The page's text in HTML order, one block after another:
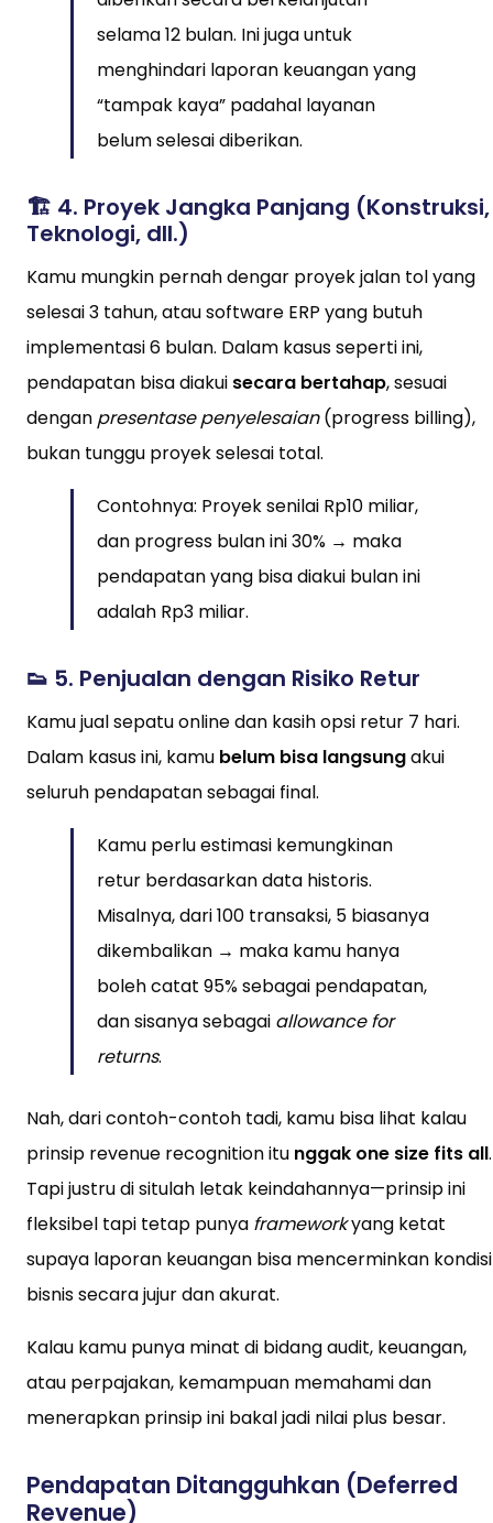
selama 12 bulan. Ini juga untuk
menghindari laporan keuangan yang
“tampak kaya” padahal layanan
belum selesai diberikan.
🏗️ 4. Proyek Jangka Panjang (Konstruksi,
Teknologi, dll.)
Kamu mungkin pernah dengar proyek jalan tol yang
selesai 3 tahun, atau software ERP yang butuh
implementasi 6 bulan. Dalam kasus seperti ini,
pendapatan bisa diakui secara bertahap, sesuai
dengan presentase penyelesaian(progress billing),
bukan tunggu proyek selesai total.
Contohnya: Proyek senilai Rp10 miliar,
dan progress bulan ini 30% → maka
pendapatan yang bisa diakui bulan ini
adalah Rp3 miliar.
👟 5. Penjualan dengan Risiko Retur
Kamu jual sepatu online dan kasih opsi retur 7 hari.
Dalam kasus ini, kamu belum bisa langsungakui
seluruh pendapatan sebagai final.
Kamu perlu estimasi kemungkinan
retur berdasarkan data historis.
Misalnya, dari 100 transaksi, 5 biasanya
dikembalikan → maka kamu hanya
boleh catat 95% sebagai pendapatan,
dan sisanya sebagai allowance for
returns.
Nah, dari contoh-contoh tadi, kamu bisa lihat kalau
prinsip revenue recognition itu nggak one size fits all.
Tapi justru di situlah letak keindahannya—prinsip ini
fleksibel tapi tetap punya frameworkyang ketat
supaya laporan keuangan bisa mencerminkan kondisi
bisnis secara jujur dan akurat.
Kalau kamu punya minat di bidang audit, keuangan,
atau perpajakan, kemampuan memahami dan
menerapkan prinsip ini bakal jadi nilai plus besar.
Pendapatan Ditangguhkan (Deferred
Revenue)